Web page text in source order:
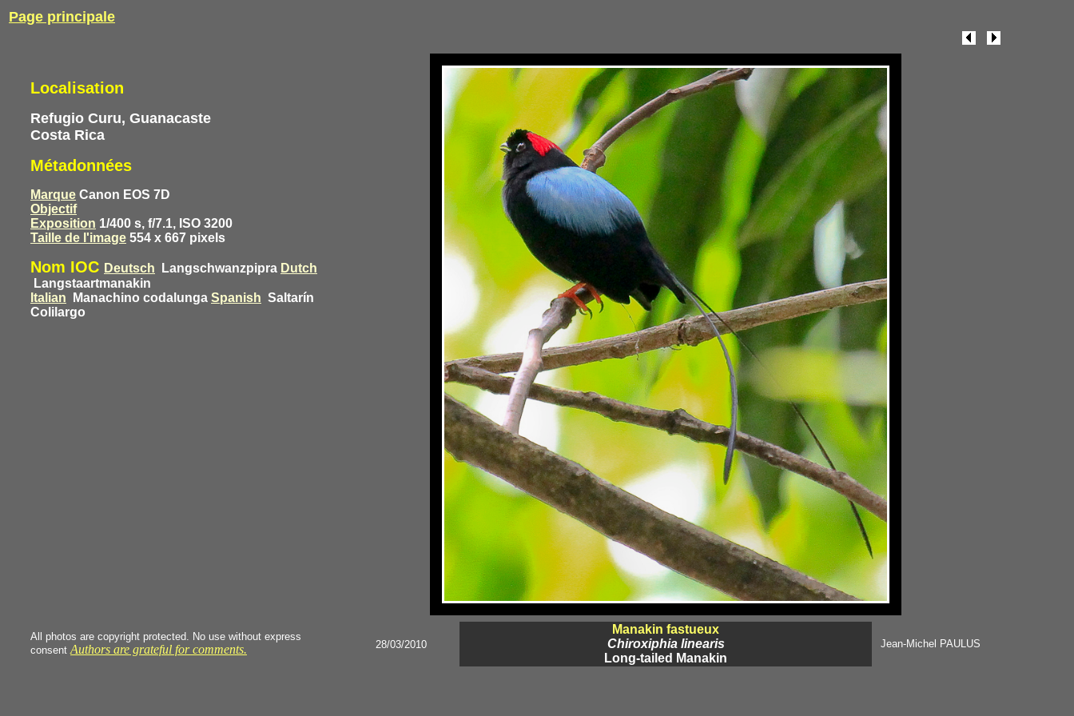
Page principale
Localisation
Refugio Curu, Guanacaste
Costa Rica
Métadonnées
Marque Canon EOS 7D
Objectif
Exposition 1/400 s, f/7.1, ISO 3200
Taille de l'image 554 x 667 pixels
Nom IOC Deutsch Langschwanzpipra Dutch
Langstaartmanakin
Italian
Manachino codalunga Spanish Saltarín
Colilargo
All photos are copyright protected. No use without express
consent Authors are grateful for comments. 28/03/2010
Manakin fastueux
Chiroxiphia linearis
Long-tailed Manakin
Jean-Michel PAULUS